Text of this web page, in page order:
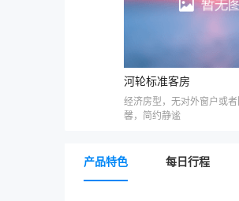
河轮标准客房
经济房型，无对外窗户或
馨，简约静谧
产品特色 每日行程